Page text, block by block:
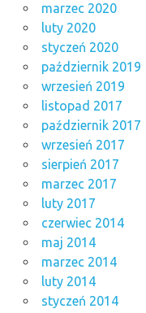
marzec 2020
luty 2020
styczeń 2020
październik 2019
wrzesień 2019
listopad 2017
październik 2017
wrzesień 2017
sierpień 2017
marzec 2017
luty 2017
czerwiec 2014
maj 2014
marzec 2014
luty 2014
styczeń 2014